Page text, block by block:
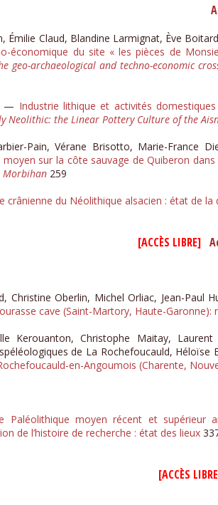
Émilie Claud, Blandine Larmignat, Ève
économique du site « les pièces de
geo-archaeological and techno-economic
— Industrie lithique et activités
Neolithic: the Linear Pottery Culture of the
Pain, Vérane Brisotto, Marie-France
sur la côte sauvage de Quiberon
Morbihan 259
crânienne du Néolithique alsacien : état de la
[ACCÈS LIBRE] ​
Christine Oberlin, Michel Orliac, Jean-Paul
cave (Saint-Martory, Haute-Garonne):
Kerouanton, Christophe Maitay,
de La Rochefoucauld,
en-Angoumois (Charente,
Paléolithique moyen récent et supérieur
de l’histoire de recherche : état des lieux
[ACCÈS